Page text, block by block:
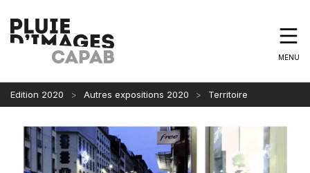
MENU
Edition 2020 Autres expositions 2020 Territoire